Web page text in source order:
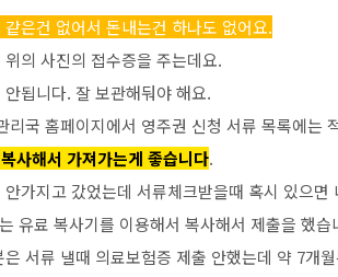
은건 없어서 돈내는건 하나도 없어요.
의 사진의 접수증을 주는데요.
됩니다. 잘 보관해둬야 해요.
리국 홈페이지에서 영주권 신청 서류 목록에는
사해서 가져가는게 좋습니다.
가지고 갔었는데 서류체크받을때 혹시 있으
유료 복사기를 이용해서 복사해서 제출을 했습
서류 낼때 의료보험증 제출 안했는데 약 7개